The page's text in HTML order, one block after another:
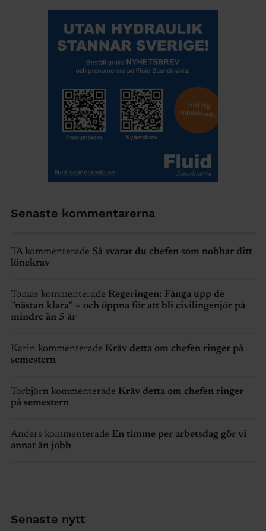
Senaste kommentarerna
TA kommenterade Så svarar du chefen som nobbar ditt
lönekrav
Tomas kommenterade Regeringen: Fånga upp de
”nästan klara” – och öppna för att bli civilingenjör på
mindre än 5 år
Karin kommenterade Kräv detta om chefen ringer på
semestern
Torbjörn kommenterade Kräv detta om chefen ringer
på semestern
Anders kommenterade En timme per arbetsdag gör vi
annat än jobb
Senaste nytt